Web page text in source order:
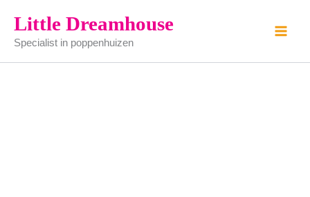
naar
inhoud
Little Dreamhouse
Specialist in poppenhuizen
(alleenstaand
product)
aantal